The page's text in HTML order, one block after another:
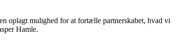
oplagt mulighed for at fortælle partnerskabet, hvad vi
Hamle.